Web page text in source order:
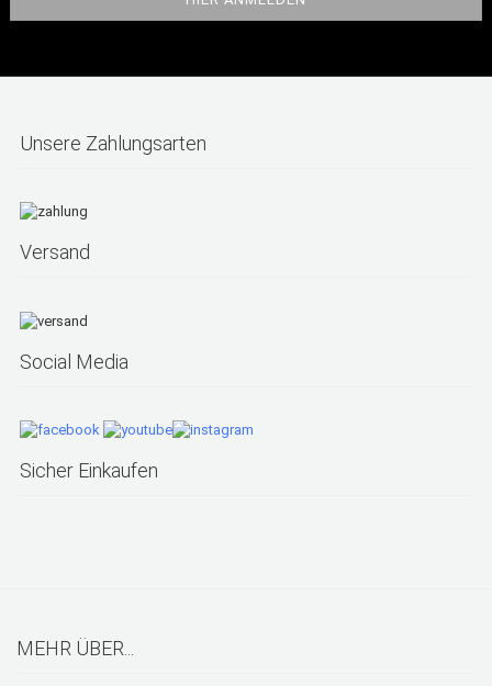
Unsere Zahlungsarten
Versand
Social Media
Sicher Einkaufen
MEHR ÜBER...